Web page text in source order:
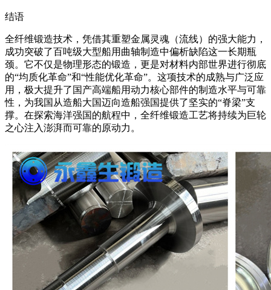
结语
全纤维锻造技术，凭借其重塑金属灵魂（流线）的强大能力，
成功突破了百吨级大型船用曲轴制造中偏析缺陷这一长期瓶
颈。它不仅是物理形态的锻造，更是对材料内部世界进行彻底
的“均质化革命”和“性能优化革命”。这项技术的成熟与广泛应
用，极大提升了国产高端船用动力核心部件的制造水平与可靠
性，为我国从造船大国迈向造船强国提供了坚实的“脊梁”支
撑。在探索海洋强国的航程中，全纤维锻造工艺将持续为巨轮
之心注入澎湃而可靠的原动力。